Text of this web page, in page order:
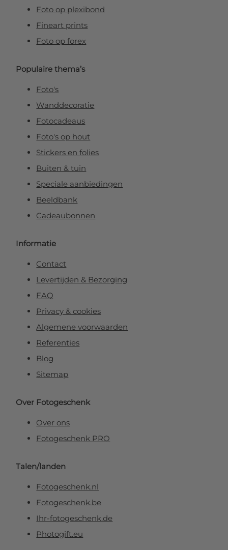
Foto op plexibond
Fineart prints
Foto op forex
Populaire thema’s
Foto's
Wanddecoratie
Fotocadeaus
Foto's op hout
Stickers en folies
Buiten & tuin
Speciale aanbiedingen
Beeldbank
Cadeaubonnen
Informatie
Contact
Levertijden & Bezorging
FAQ
Privacy & cookies
Algemene voorwaarden
Referenties
Blog
Sitemap
Over Fotogeschenk
Over ons
Fotogeschenk PRO
Talen/landen
Fotogeschenk.nl
Fotogeschenk.be
Ihr-fotogeschenk.de
Photogift.eu